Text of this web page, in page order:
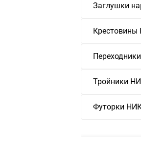
Заглушки
Тройники
Футорки